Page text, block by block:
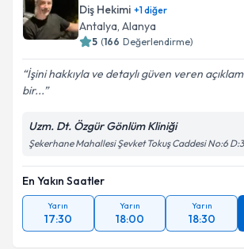
Diş Hekimi +1diğer
Antalya, Alanya
5 (166 Değerlendirme)
İşini hakkıyla ve detaylı güven veren
bir...
Uzm. Dt. Özgür Gönlüm Kliniği
Şekerhane Mahallesi Şevket Tokuş Caddesi No:6 D:3
En Yakın Saatler
Yarın
17:30
Yarın
18:00
Yarın
18:30